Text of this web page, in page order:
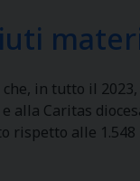
che, in tutto il
alla Caritas
rispetto alle